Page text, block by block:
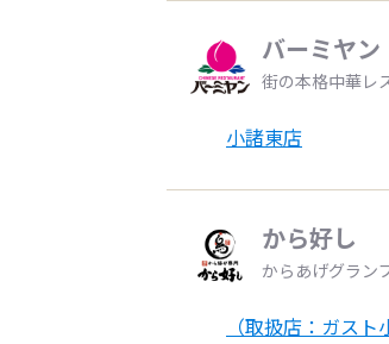
バーミヤン
街の本格中華レ
小諸東店
から好し
からあげグラン
（取扱店：ガスト